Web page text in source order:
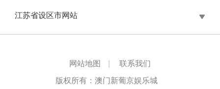
江苏省设区市网站
网站地图 |
联系我们
版权所有：澳门新葡京娱乐城